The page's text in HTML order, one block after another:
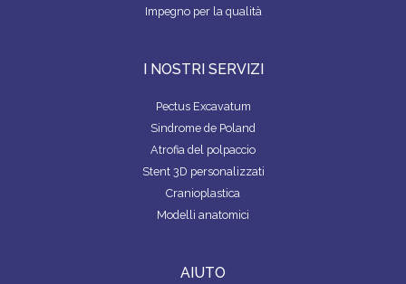
Impegno per la qualità
I NOSTRI SERVIZI
Pectus Excavatum
Sindrome de Poland
Atrofia del polpaccio
Stent 3D personalizzati
Cranioplastica
Modelli anatomici
AIUTO